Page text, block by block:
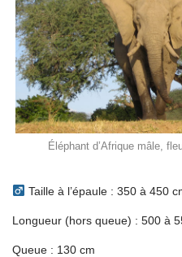
Éléphant d’Afrique mâle,
Taille à l’épaule : 350 à 450
Longueur (hors queue) : 500 à
Queue : 130 cm